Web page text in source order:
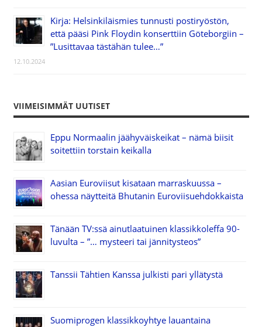
Kirja: Helsinkiläismies tunnusti postiryöstön,
että pääsi Pink Floydin konserttiin Göteborgiin –
”Lusittavaa tästähän tulee…”
12.10.2024
VIIMEISIMMÄT UUTISET
Eppu Normaalin jäähyväiskeikat – nämä biisit
soitettiin torstain keikalla
Aasian Euroviisut kisataan marraskuussa –
ohessa näytteitä Bhutanin Euroviisuehdokkaista
Tänään TV:ssä ainutlaatuinen klassikkoleffa 90-
luvulta – ”… mysteeri tai jännitysteos”
Tanssii Tähtien Kanssa julkisti pari yllätystä
Suomiprogen klassikkoyhtye lauantaina